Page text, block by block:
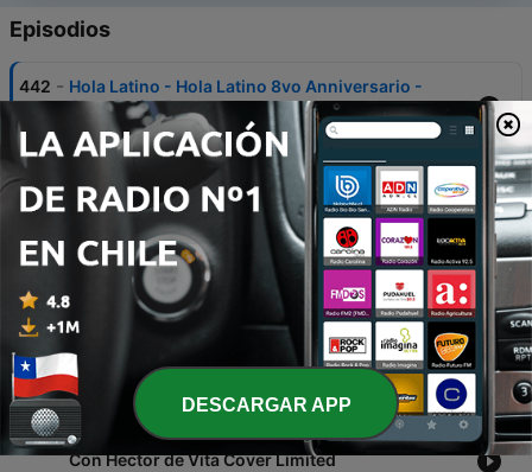
Episodios
442 - Hola Latino - Hola Latino 8vo Anniversario -
Chao Latino!
27 jul. 2026
Hola Latino - Carlos de Xolo - Ultima entrevista!
06 jul. 2026
440 -
Hola Latino - Anuncio importante y memorias :) -
Con DJ D Latino
22 jun. 2026
-
Hola Latino - Como comprar tu casa en NZ en
español. Parte 2
08 jun. 2026
438 - Hola Latino - Como comprar una casa en NZ -
Con Hector de Vita Cover Limited
DESCARGAR APP